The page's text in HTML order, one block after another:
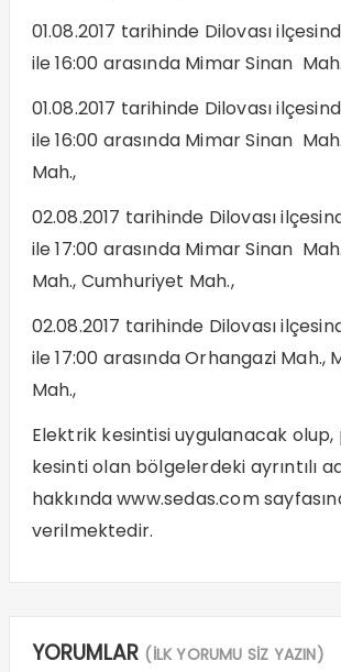
01.08.2017 tarihinde Dilovası
ile 16:00 arasında Mimar Sinan
01.08.2017 tarihinde Dilovası
ile 16:00 arasında Mimar Sinan
Mah.,
02.08.2017 tarihinde Dilovası
ile 17:00 arasında Mimar Sinan
Mah., Cumhuriyet Mah.,
02.08.2017 tarihinde Dilovası
ile 17:00 arasında Orhangazi Mah.,
Mah.,
Elektrik kesintisi uygulanacak olup,
kesinti olan bölgelerdeki ayrıntılı
hakkında www.sedas.com
verilmektedir.
YORUMLAR (İLK YORUMU SİZ YAZIN)